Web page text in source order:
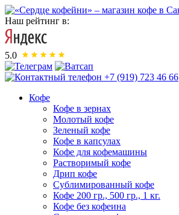
Наш рейтинг в:
5.0
+7 (919) 723 46 66
Кофе
Кофе в зернах
Молотый кофе
Зеленый кофе
Кофе в капсулах
Кофе для кофемашины
Растворимый кофе
Дрип кофе
Сублимированный кофе
Кофе 200 гр., 500 гр., 1 кг.
Кофе без кофеина